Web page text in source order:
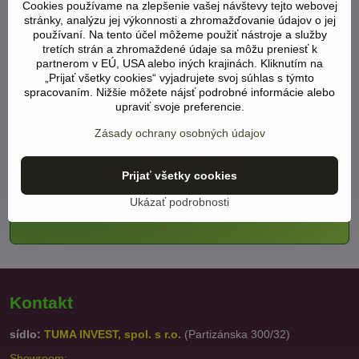
palmy, Španielsko(LINK)
Kontakt
sídlo: TUMA INVEST, spol. s r.o. (Partizánska 300/32)
Cookies používame na zlepšenie vašej návštevy tejto webovej
stránky, analýzu jej výkonnosti a zhromažďovanie údajov o jej
používaní. Na tento účel môžeme použiť nástroje a služby
tretích strán a zhromaždené údaje sa môžu preniesť k
partnerom v EÚ, USA alebo iných krajinách. Kliknutím na
„Prijať všetky cookies“ vyjadrujete svoj súhlas s týmto
spracovaním. Nižšie môžete nájsť podrobné informácie alebo
upraviť svoje preferencie.
Zásady ochrany osobných údajov
Ukázať podrobnosti
Prijať všetky cookies